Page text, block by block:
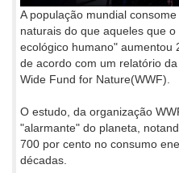
A população mundial
naturais do que aqueles que
ecológico humano" aumentou
de acordo com um relatório
Wide Fund for Nature(WWF).
O estudo, da organização
"alarmante" do planeta,
700 por cento no consumo
décadas.